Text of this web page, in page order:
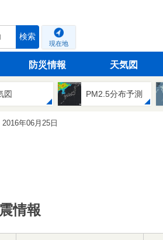
検索
現在地
防災情報 天気図
図 PM2.5分布予測
2016年06月25日
情報